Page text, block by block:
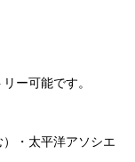
ー可能です。
・太平洋アソシエ